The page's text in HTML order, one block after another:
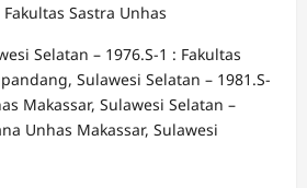
Sastra Unhas
Selatan – 1976.S-1 : Fakultas
Sulawesi Selatan – 1981.S-
Makassar, Sulawesi Selatan –
Unhas Makassar, Sulawesi